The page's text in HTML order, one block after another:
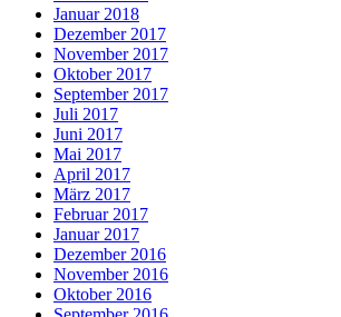
Januar 2018
Dezember 2017
November 2017
Oktober 2017
September 2017
Juli 2017
Juni 2017
Mai 2017
April 2017
März 2017
Februar 2017
Januar 2017
Dezember 2016
November 2016
Oktober 2016